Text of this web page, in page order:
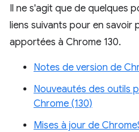
Il ne s'agit que de quelques
liens suivants pour en savoir
apportées à Chrome 130.
Notes de version de
Nouveautés des outils
Chrome (130)
Mises à jour de